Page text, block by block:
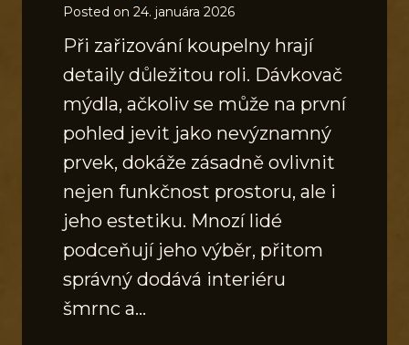
Posted on 24. januára 2026
Při zařizování koupelny hrají
detaily důležitou roli. Dávkovač
mýdla, ačkoliv se může na první
pohled jevit jako nevýznamný
prvek, dokáže zásadně ovlivnit
nejen funkčnost prostoru, ale i
jeho estetiku. Mnozí lidé
podceňují jeho výběr, přitom
správný dodává interiéru
šmrnc a…